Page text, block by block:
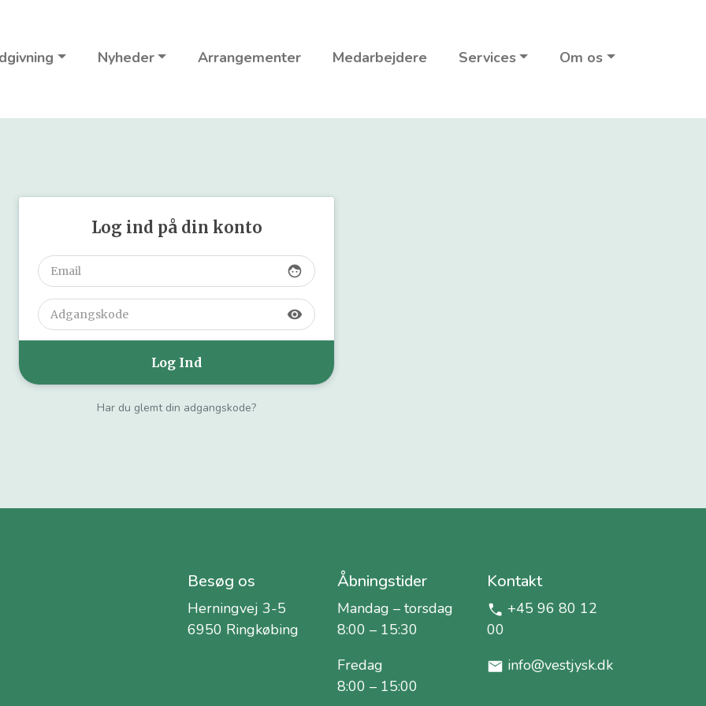
Nyheder Arrangementer Medarbejdere Services Om os
Log ind på din konto
face
visibility
Har du glemt din adgangskode?
Besøg os
Herningvej 3-5
6950 Ringkøbing
Åbningstider
Mandag – torsdag
8:00 – 15:30
Fredag
8:00 – 15:00
Kontakt
+45 96 80 12
00
info@vestjysk.dk